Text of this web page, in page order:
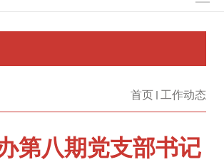
首页 工作动态
第八期党支部书记